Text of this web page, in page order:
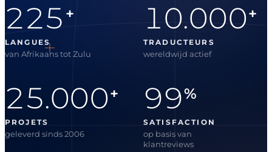
225 +
LANGUES
van Afrikaans tot Zulu
10.000+
TRADUCTEURS
wereldwijd actief
25.000+
PROJETS
geleverd sinds 2006
99%
SATISFACTION
op basis van
klantreviews